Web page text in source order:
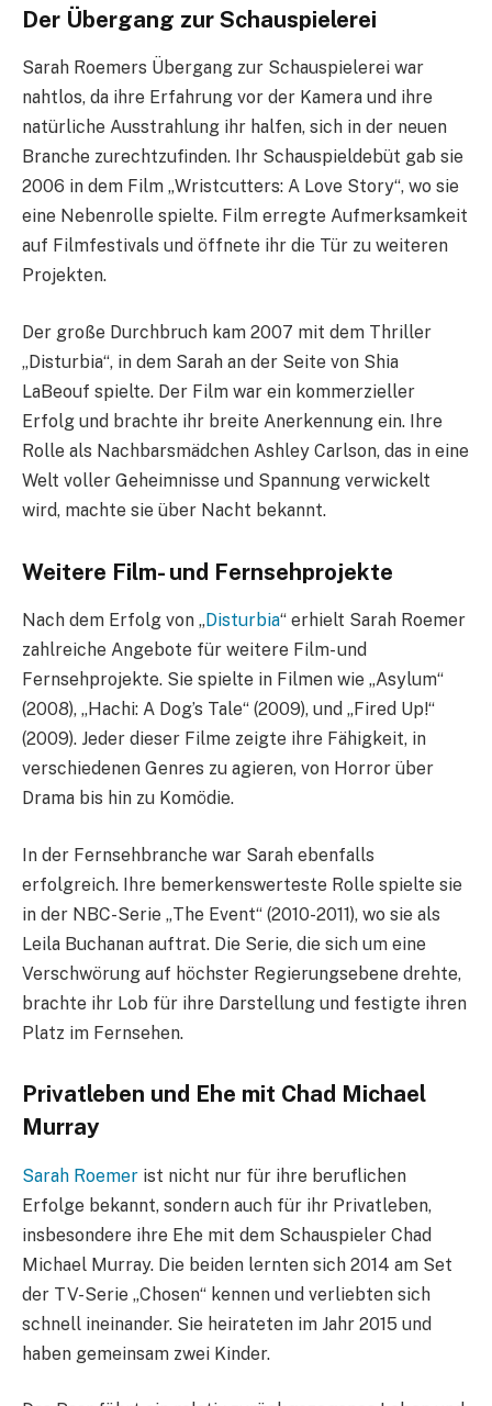
Der Übergang zur Schauspielerei
Sarah Roemers Übergang zur Schauspielerei war
nahtlos, da ihre Erfahrung vor der Kamera und ihre
natürliche Ausstrahlung ihr halfen, sich in der neuen
Branche zurechtzufinden. Ihr Schauspieldebüt gab sie
2006 in dem Film „Wristcutters: A Love Story“, wo sie
eine Nebenrolle spielte. Film erregte Aufmerksamkeit
auf Filmfestivals und öffnete ihr die Tür zu weiteren
Projekten.
Der große Durchbruch kam 2007 mit dem Thriller
„Disturbia“, in dem Sarah an der Seite von Shia
LaBeouf spielte. Der Film war ein kommerzieller
Erfolg und brachte ihr breite Anerkennung ein. Ihre
Rolle als Nachbarsmädchen Ashley Carlson, das in eine
Welt voller Geheimnisse und Spannung verwickelt
wird, machte sie über Nacht bekannt.
Weitere Film- und Fernsehprojekte
Nach dem Erfolg von „Disturbia“ erhielt Sarah Roemer
zahlreiche Angebote für weitere Film- und
Fernsehprojekte. Sie spielte in Filmen wie „Asylum“
(2008), „Hachi: A Dog’s Tale“ (2009), und „Fired Up!“
(2009). Jeder dieser Filme zeigte ihre Fähigkeit, in
verschiedenen Genres zu agieren, von Horror über
Drama bis hin zu Komödie.
In der Fernsehbranche war Sarah ebenfalls
erfolgreich. Ihre bemerkenswerteste Rolle spielte sie
in der NBC-Serie „The Event“ (2010-2011), wo sie als
Leila Buchanan auftrat. Die Serie, die sich um eine
Verschwörung auf höchster Regierungsebene drehte,
brachte ihr Lob für ihre Darstellung und festigte ihren
Platz im Fernsehen.
Privatleben und Ehe mit Chad Michael
Murray
Sarah Roemer ist nicht nur für ihre beruflichen
Erfolge bekannt, sondern auch für ihr Privatleben,
insbesondere ihre Ehe mit dem Schauspieler Chad
Michael Murray. Die beiden lernten sich 2014 am Set
der TV-Serie „Chosen“ kennen und verliebten sich
schnell ineinander. Sie heirateten im Jahr 2015 und
haben gemeinsam zwei Kinder.